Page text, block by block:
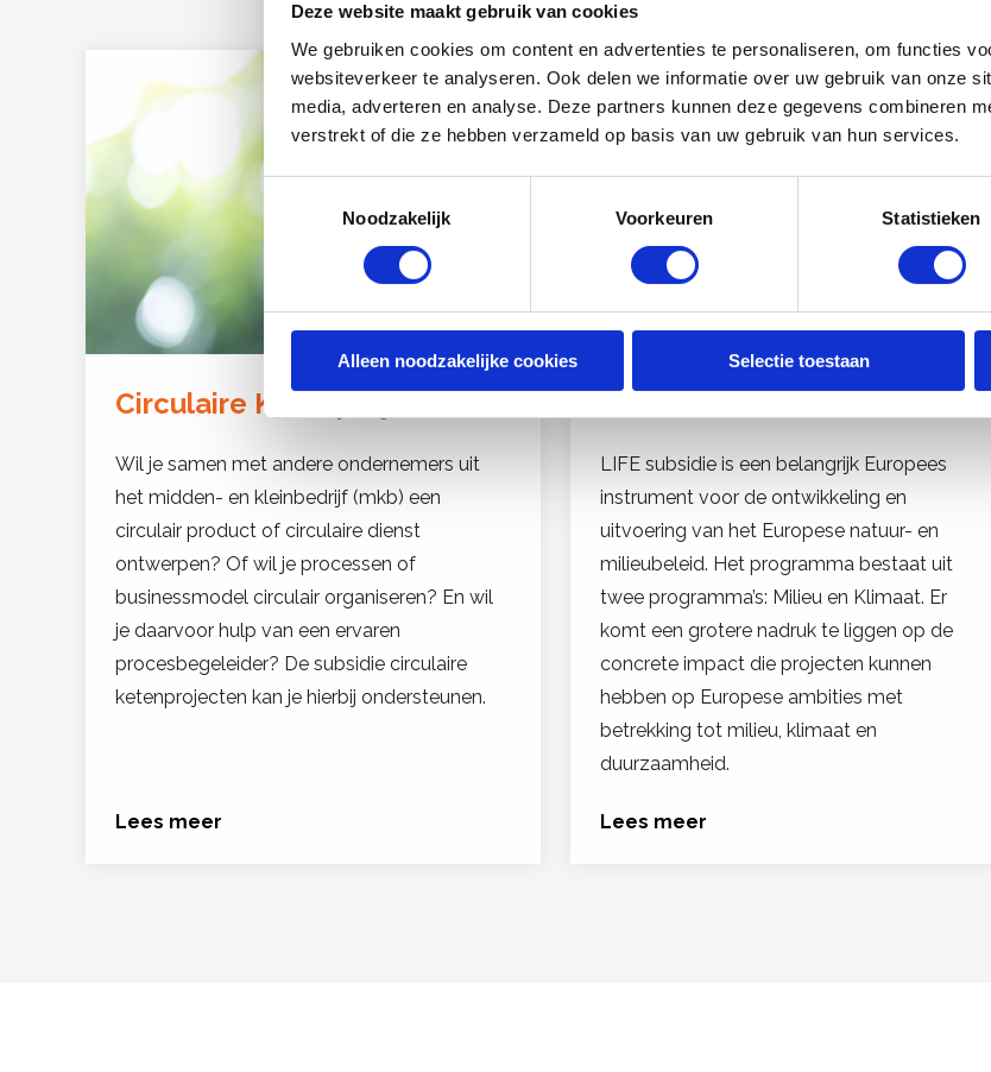
Deze website maakt gebruik van cookies
We gebruiken cookies om content en advertenties te personaliseren, om functies
websiteverkeer te analyseren. Ook delen we informatie over uw gebruik van onze
media, adverteren en analyse. Deze partners kunnen deze gegevens combineren
verstrekt of die ze hebben verzameld op basis van uw gebruik van hun services.
Noodzakelijk
Voorkeuren Statistieken
Alleen noodzakelijke cookies Selectie toestaan
Circulaire Ketenprojecten
Wil je samen met andere ondernemers uit
het midden- en kleinbedrijf (mkb) een
circulair product of circulaire dienst
ontwerpen? Of wil je processen of
businessmodel circulair organiseren? En wil
je daarvoor hulp van een ervaren
procesbegeleider? De subsidie circulaire
ketenprojecten kan je hierbij ondersteunen.
Lees meer
LIFE
LIFE subsidie is een belangrijk Europees
instrument voor de ontwikkeling en
uitvoering van het Europese natuur- en
milieubeleid. Het programma bestaat uit
twee programma’s: Milieu en Klimaat. Er
komt een grotere nadruk te liggen op de
concrete impact die projecten kunnen
hebben op Europese ambities met
betrekking tot milieu, klimaat en
duurzaamheid.
Lees meer